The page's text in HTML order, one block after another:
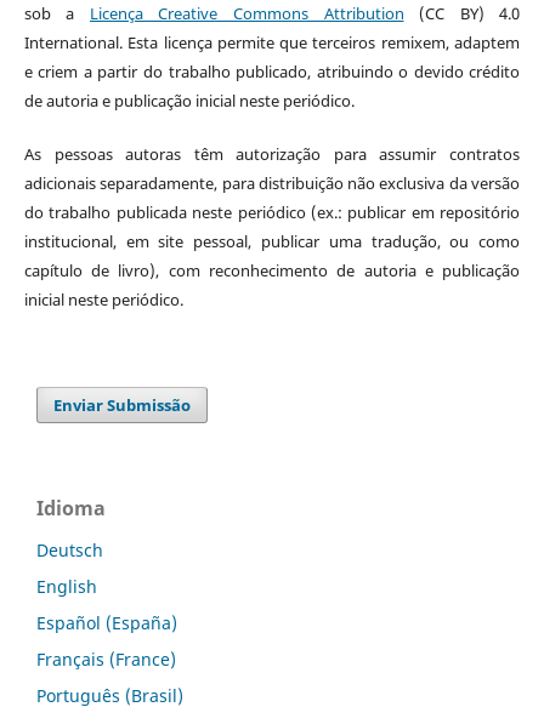
sob a Licença Creative Commons Attribution (CC BY) 4.0
International. Esta licença permite que terceiros remixem, adaptem
e criem a partir do trabalho publicado, atribuindo o devido crédito
de autoria e publicação inicial neste periódico.
As pessoas autoras têm autorização para assumir contratos
adicionais separadamente, para distribuição não exclusiva da versão
do trabalho publicada neste periódico (ex.: publicar em repositório
institucional, em site pessoal, publicar uma tradução, ou como
capítulo de livro), com reconhecimento de autoria e publicação
inicial neste periódico.
Enviar Submissão
Idioma
Deutsch
English
Español (España)
Français (France)
Português (Brasil)